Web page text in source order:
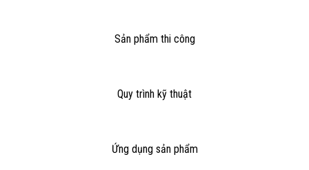
Sản phẩm thi công
Quy trình kỹ thuật
Ứng dụng sản phẩm